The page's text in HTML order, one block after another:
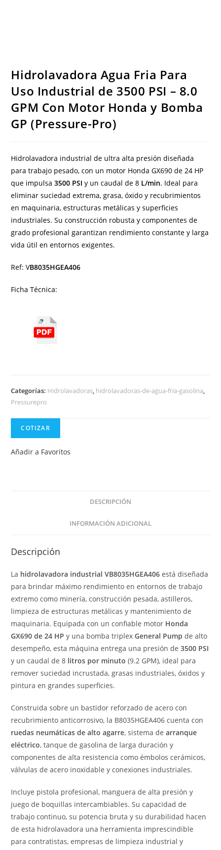
Hidrolavadora Agua Fria Para
Uso Industrial de 3500 PSI – 8.0
GPM Con Motor Honda y Bomba
GP (Pressure-Pro)
Hidrolavadora industrial de ultra alta presión diseñada
para trabajo pesado, con un motor Honda GX690 de 24 HP
que impulsa3500 PSI y un caudal de 8 L/min. Ideal para
eliminar suciedad extrema, grasa, óxido y recubrimientos
en maquinaria, estructuras metálicas y superficies
industriales. Su construcción robusta y componentes de
grado profesional garantizan rendimiento constante y larga
vida útil en entornos exigentes.
Ref: VB8035HGEA406
Ficha Técnica:
Categorías: Hidrolavadoras, hidrolavadoras-de-agua-fria-gasolina,
Pressurepro
COTIZAR
Añadir a Favoritos
DESCRIPCIÓN
INFORMACIÓN ADICIONAL
Descripción
La hidrolavadora industrial VB8035HGEA406 está diseñada
para brindar máximo rendimiento en entornos de trabajo
extremo como minería, construcción pesada, astilleros,
limpieza de estructuras metálicas y mantenimiento de
maquinaria. Equipada con un confiable motor Honda
GX690 de 24 HP y una bomba triplexGeneral Pump de alto
desempeño, esta máquina entrega una presión de3500 PSI
y un caudal de 8 litros por minuto (9.2 GPM), ideal para
remover suciedad incrustada, grasas industriales, óxidos y
pintura en grandes superficies.
Construida sobre un bastidor reforzado de acero con
recubrimiento anticorrosivo, la B8035HGEA406 cuenta con
ruedas neumáticas de alto agarre, sistema dearranque
eléctrico, tanque de gasolina de larga duración y
componentes de alta resistencia como émbolos cerámicos,
válvulas de acero inoxidable y conexiones industriales.
Incluye pistola profesional, manguera de alta presión y
juego de boquillas intercambiables. Su capacidad de
trabajo continuo, su potencia bruta y su durabilidad hacen
de esta hidrolavadora una herramienta imprescindible
para contratistas, empresas de limpieza industrial y